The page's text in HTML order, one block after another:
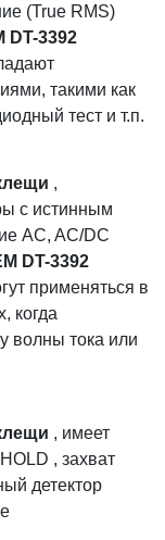
(True RMS)
DT-3392
такими как
тест и т.п.
,
с истинным
AC, AC/DC
DT-3392
применяться в
когда
волны тока или
, имеет
, захват
детектор